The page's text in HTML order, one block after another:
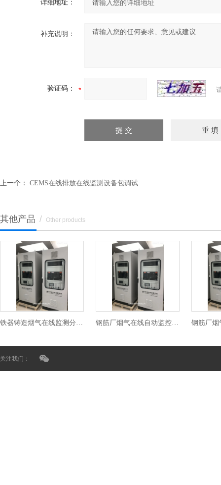
详细地址：
补充说明：
验证码：
上一个： CEMS在线排放在线监测设备包调试
其他产品 / Other products
铁器铸造烟气在线监测分析系统 钢筋厂烟气在线自动监控设备
关注我们：